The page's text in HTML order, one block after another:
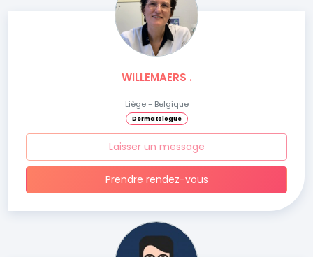
WILLEMAERS .
Liège - Belgique
Dermatologue
Laisser un message
Prendre rendez-vous